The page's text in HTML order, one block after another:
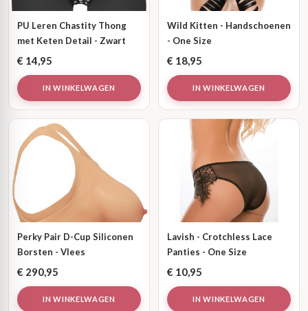
PU Leren Chastity Thong
met Keten Detail - Zwart
€ 14,95
IN WINKELWAGEN
Wild Kitten - Handschoenen
- One Size
€ 18,95
IN WINKELWAGEN
Perky Pair D-Cup Siliconen
Borsten - Vlees
€ 290,95
IN WINKELWAGEN
Lavish - Crotchless Lace
Panties - One Size
€ 10,95
IN WINKELWAGEN